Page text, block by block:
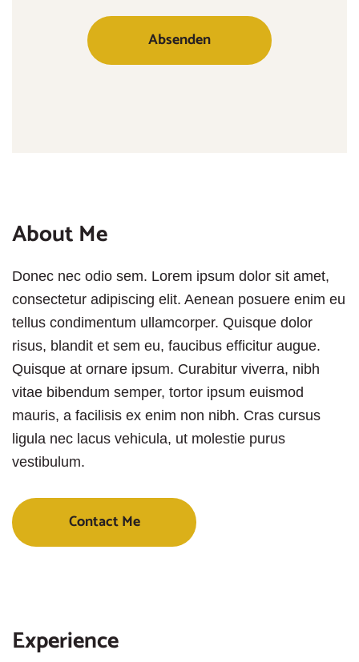
About Me
Donec nec odio sem. Lorem ipsum dolor sit amet,
consectetur adipiscing elit. Aenean posuere enim eu
tellus condimentum ullamcorper. Quisque dolor
risus, blandit et sem eu, faucibus efficitur augue.
Quisque at ornare ipsum. Curabitur viverra, nibh
vitae bibendum semper, tortor ipsum euismod
mauris, a facilisis ex enim non nibh. Cras cursus
ligula nec lacus vehicula, ut molestie purus
vestibulum.
Contact Me
Experience